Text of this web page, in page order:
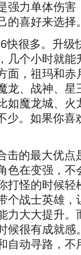
强力单体伤害
的喜好来选择
很多。升级
几个小时就能
面，祖玛和赤
龙、战神、星
如魔龙城、火
少。如果你喜
的最大优点
色在变强，不
打怪的时候轻
个战士英雄，
力大大提升。
候很有成就感
自动寻路，不